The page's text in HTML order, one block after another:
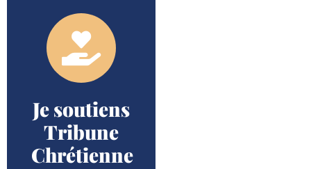
Je soutiens
Tribune
Chrétienne